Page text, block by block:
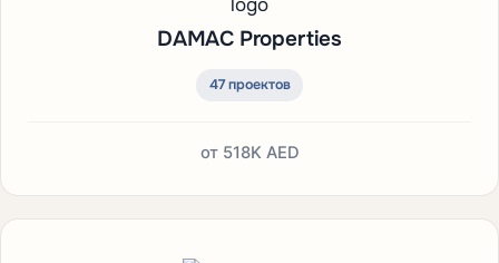
DAMAC Properties
47 проектов
от 518K AED